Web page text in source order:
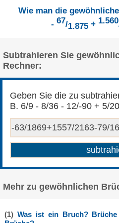
Wie man die
- 67/1.875+ 1.560
Subtrahieren Sie
Rechner:
Geben Sie die zu
B. 6/9 - 8/36 - 12/-90 + 5/
Mehr zu gewöhnlichen
(1) Was ist ein Bruch?